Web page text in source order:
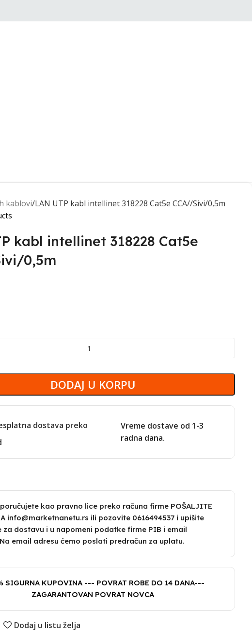
kablovi LAN UTP kabl intellinet 318228 Cat5e CCA//Sivi/0,5m
kabl intellinet 318228 Cat5e
0,5m
DODAJ U KORPU
dostava preko
Vreme dostave od 1-3
radna dana.
kao pravno lice preko računa firme POŠALJITE
info@marketnanetu.rs ili pozovite 0616494537 i upišite
za dostavu i u napomeni podatke firme PIB i email
email adresu ćemo poslati predračun za uplatu.
SIGURNA KUPOVINA --- POVRAT ROBE DO 14 DANA---
ZAGARANTOVAN POVRAT NOVCA
Dodaj u listu želja